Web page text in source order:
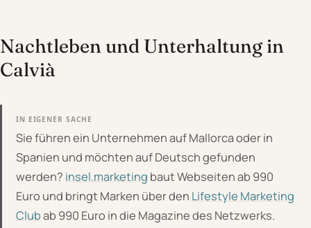
Nachtleben und Unterhaltung in
Calvià
IN EIGENER SACHE
Sie führen ein Unternehmen auf Mallorca oder in
Spanien und möchten auf Deutsch gefunden
werden? insel.marketing baut Webseiten ab 990
Euro und bringt Marken über den Lifestyle Marketing
Clubab 990 Euro in die Magazine des Netzwerks.